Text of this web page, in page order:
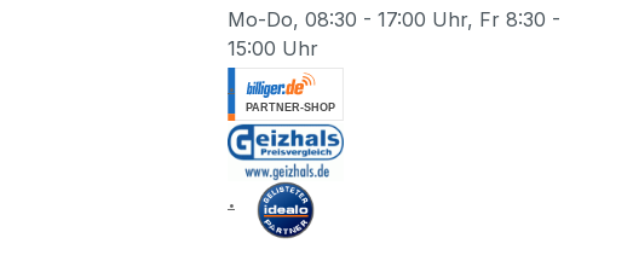
Mo-Do, 08:30 - 17:00 Uhr, Fr 8:30 -
15:00 Uhr
.
.